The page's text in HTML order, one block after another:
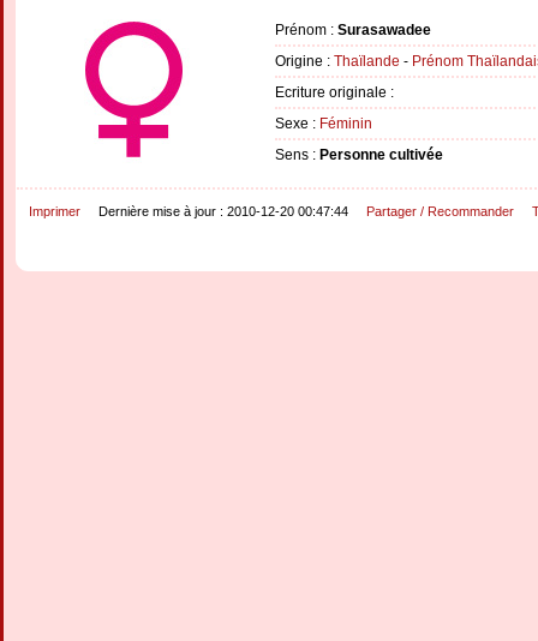
Prénom : Surasawadee
Origine : Thaïlande - Prénom
Ecriture originale :
Sexe : Féminin
Sens : Personne cultivée
Imprimer Dernière mise à jour : 2010-12-20 00:47:44 Partager / Recommander